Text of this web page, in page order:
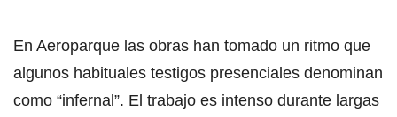
En Aeroparque las obras han tomado un ritmo que
algunos habituales testigos presenciales denominan
como “infernal”. El trabajo es intenso durante largas